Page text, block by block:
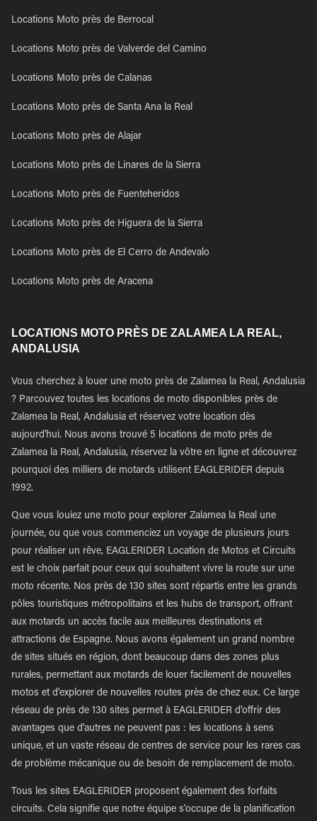
Locations Moto près de Berrocal
Locations Moto près de Valverde del Camino
Locations Moto près de Calanas
Locations Moto près de Santa Ana la Real
Locations Moto près de Alajar
Locations Moto près de Linares de la Sierra
Locations Moto près de Fuenteheridos
Locations Moto près de Higuera de la Sierra
Locations Moto près de El Cerro de Andevalo
Locations Moto près de Aracena
LOCATIONS MOTO PRÈS DE ZALAMEA LA REAL,
ANDALUSIA
Vous cherchez à louer une moto près de Zalamea la Real, Andalusia
? Parcouvez toutes les locations de moto disponibles près de
Zalamea la Real, Andalusia et réservez votre location dès
aujourd'hui. Nous avons trouvé 5 locations de moto près de
Zalamea la Real, Andalusia, réservez la vôtre en ligne et découvrez
pourquoi des milliers de motards utilisent EAGLERIDER depuis
1992.
Que vous louiez une moto pour explorer Zalamea la Real une
journée, ou que vous commenciez un voyage de plusieurs jours
pour réaliser un rêve, EAGLERIDER Location de Motos et Circuits
est le choix parfait pour ceux qui souhaitent vivre la route sur une
moto récente. Nos près de 130 sites sont répartis entre les grands
pôles touristiques métropolitains et les hubs de transport, offrant
aux motards un accès facile aux meilleures destinations et
attractions de Espagne. Nous avons également un grand nombre
de sites situés en région, dont beaucoup dans des zones plus
rurales, permettant aux motards de louer facilement de nouvelles
motos et d'explorer de nouvelles routes près de chez eux. Ce large
réseau de près de 130 sites permet à EAGLERIDER d'offrir des
avantages que d'autres ne peuvent pas : les locations à sens
unique, et un vaste réseau de centres de service pour les rares cas
de problème mécanique ou de besoin de remplacement de moto.
Tous les sites EAGLERIDER proposent également des forfaits
circuits. Cela signifie que notre équipe s'occupe de la planification